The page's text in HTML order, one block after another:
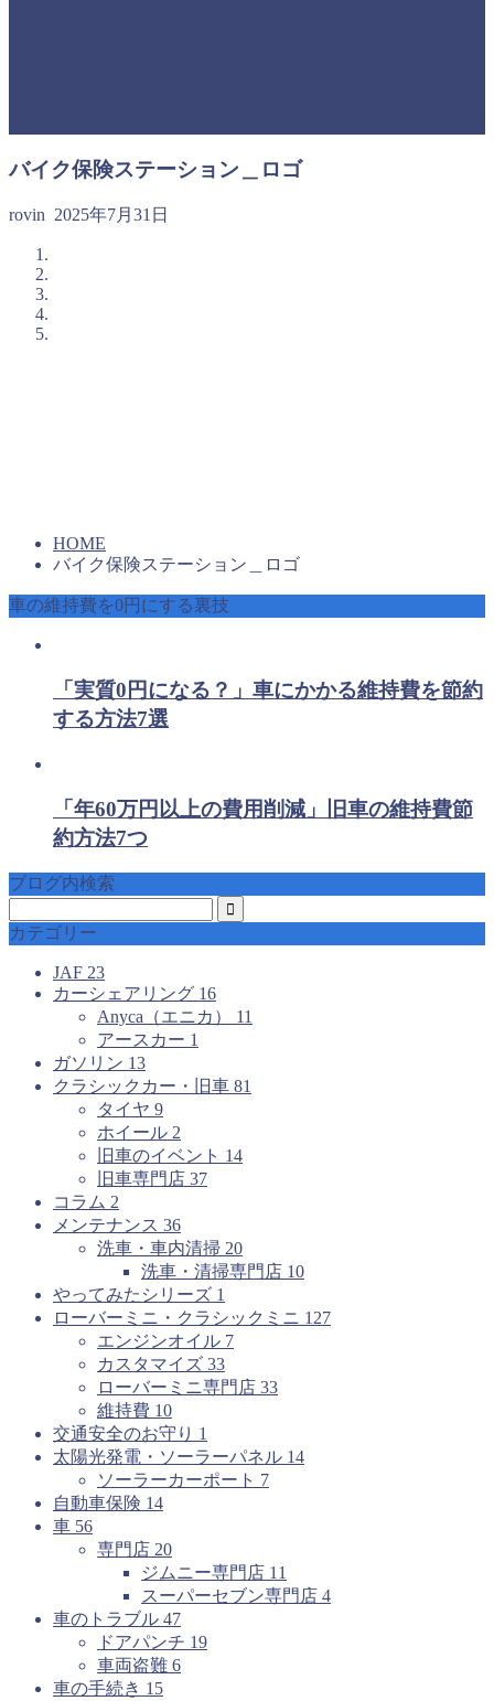
バイク保険ステーション＿ロゴ
rovin 2025年7月31日
HOME
バイク保険ステーション＿ロゴ
車の維持費を0円にする裏技
「実質0円になる？」車にかかる維持費を節約
する方法7選
「年60万円以上の費用削減」旧車の維持費節
約方法7つ
ブログ内検索
カテゴリー
JAF 23
カーシェアリング 16
Anyca（エニカ） 11
アースカー 1
ガソリン 13
クラシックカー・旧車 81
タイヤ 9
ホイール 2
旧車のイベント 14
旧車専門店 37
コラム 2
メンテナンス 36
洗車・車内清掃 20
洗車・清掃専門店 10
やってみたシリーズ 1
ローバーミニ・クラシックミニ 127
エンジンオイル 7
カスタマイズ 33
ローバーミニ専門店 33
維持費 10
交通安全のお守り 1
太陽光発電・ソーラーパネル 14
ソーラーカーポート 7
自動車保険 14
車 56
専門店 20
ジムニー専門店 11
スーパーセブン専門店 4
車のトラブル 47
ドアパンチ 19
車両盗難 6
車の手続き 15